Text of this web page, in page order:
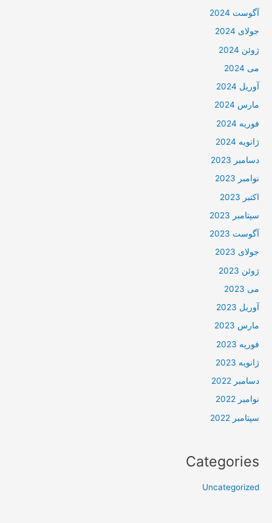
آگوست 2024
جولای 2024
ژوئن 2024
می 2024
آوریل 2024
مارس 2024
فوریه 2024
ژانویه 2024
دسامبر 2023
نوامبر 2023
اکتبر 2023
سپتامبر 2023
آگوست 2023
جولای 2023
ژوئن 2023
می 2023
آوریل 2023
مارس 2023
فوریه 2023
ژانویه 2023
دسامبر 2022
نوامبر 2022
سپتامبر 2022
Categories
Uncategorized